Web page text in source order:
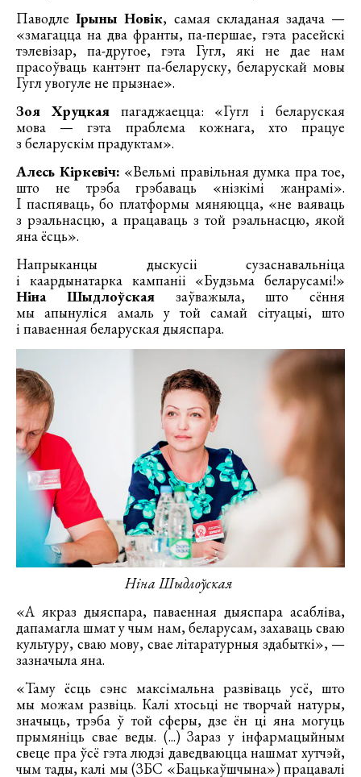
ПаводлеІрыны Новік, самая складаная задача —
«змагацца на два франты, па-першае, гэта расейскі
тэлевізар, па-другое, гэта Гугл, які не дае нам
прасоўваць кантэнт па-беларуску, беларускай мовы
Гугл увогуле не прызнае».
Зоя Хруцкаяпагаджаецца: «Гугл і беларуская
мова — гэта праблема кожнага, хто працуе
з беларускім прадуктам».
Алесь Кіркевіч: «Вельмі правільная думка пра тое,
што не трэба грэбаваць «нізкімі жанрамі».
І паспяваць, бо платформы мяняюцца, «не ваяваць
з рэальнасцю, а працаваць з той рэальнасцю, якой
яна ёсць».
Напрыканцы дыскусіі сузаснавальніца
і каардынатарка кампаніі «Будзьма беларусамі!»
Ніна Шыдлоўскаязаўважыла, што сёння
мы апынуліся амаль у той самай сітуацыі, што
і паваенная беларуская дыяспара.
Ніна Шыдлоўская
«А якраз дыяспара, паваенная дыяспара асабліва,
дапамагла шмат у чым нам, беларусам, захаваць сваю
культуру, сваю мову, свае літаратурныя здабыткі», —
зазначыла яна.
«Таму ёсць сэнс максімальна развіваць усё, што
мы можам развіць. Калі хтосьці не творчай натуры,
значыць, трэба ў той сферы, дзе ён ці яна могуць
прымяніць свае веды. (...) Зараз у інфармацыйным
свеце пра ўсё гэта людзі даведваюцца нашмат хутчэй,
чым тады, калі мы (ЗБС «Бацькаўшчына») працавалі